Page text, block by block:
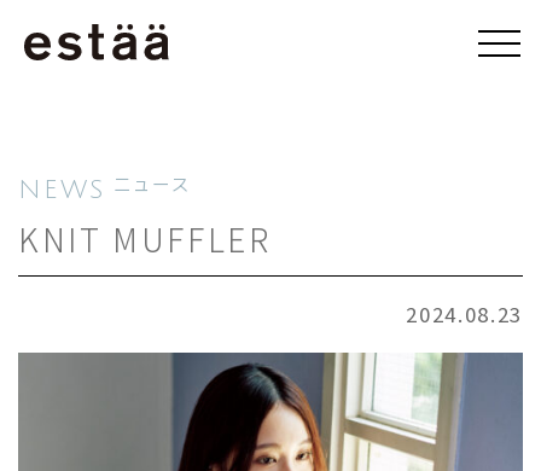
NEWS ニュース
KNIT MUFFLER
2024.08.23